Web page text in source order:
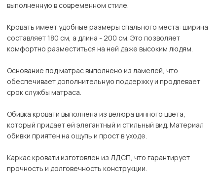
выполненную в современном стиле.
Кровать имеет удобные размеры спального места: ширина
составляет 180 см, а длина - 200 см. Это позволяет
комфортно разместиться на ней даже высоким людям.
Основание под матрас выполнено из ламелей, что
обеспечивает дополнительную поддержку и продлевает
срок службы матраса.
Обивка кровати выполнена из велюра винного цвета,
который придает ей элегантный и стильный вид. Материал
обивки приятен на ощупь и прост в уходе.
Каркас кровати изготовлен из ЛДСП, что гарантирует
прочность и долговечность конструкции.